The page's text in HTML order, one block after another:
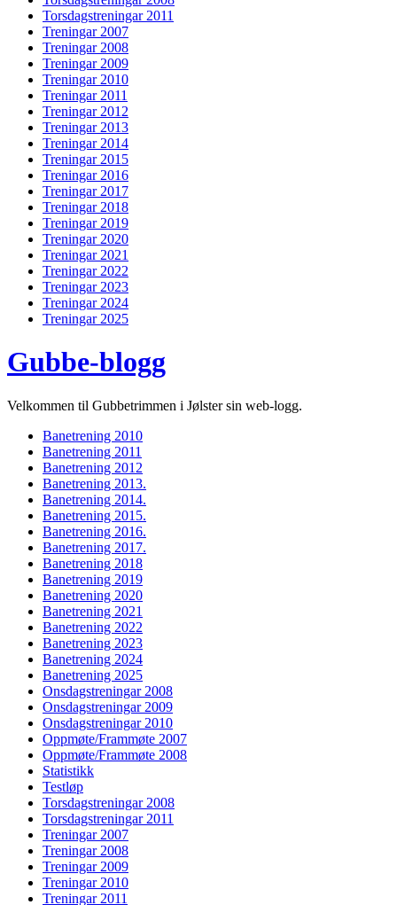
Torsdagstreningar 2011
Treningar 2007
Treningar 2008
Treningar 2009
Treningar 2010
Treningar 2011
Treningar 2012
Treningar 2013
Treningar 2014
Treningar 2015
Treningar 2016
Treningar 2017
Treningar 2018
Treningar 2019
Treningar 2020
Treningar 2021
Treningar 2022
Treningar 2023
Treningar 2024
Treningar 2025
Gubbe-blogg
Velkommen til Gubbetrimmen i Jølster sin web-logg.
Banetrening 2010
Banetrening 2011
Banetrening 2012
Banetrening 2013.
Banetrening 2014.
Banetrening 2015.
Banetrening 2016.
Banetrening 2017.
Banetrening 2018
Banetrening 2019
Banetrening 2020
Banetrening 2021
Banetrening 2022
Banetrening 2023
Banetrening 2024
Banetrening 2025
Onsdagstreningar 2008
Onsdagstreningar 2009
Onsdagstreningar 2010
Oppmøte/Frammøte 2007
Oppmøte/Frammøte 2008
Statistikk
Testløp
Torsdagstreningar 2008
Torsdagstreningar 2011
Treningar 2007
Treningar 2008
Treningar 2009
Treningar 2010
Treningar 2011